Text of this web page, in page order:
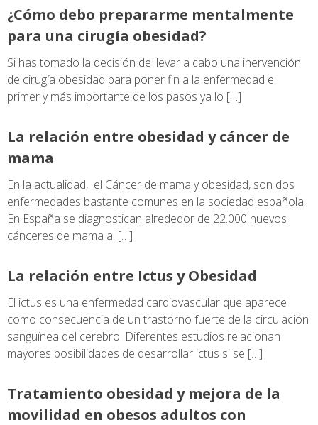
¿Cómo debo prepararme mentalmente
para una cirugía obesidad?
Si has tomado la decisión de llevar a cabo una inervención
de cirugía obesidad para poner fin a la enfermedad el
primer y más importante de los pasos ya lo […]
La relación entre obesidad y cáncer de
mama
En la actualidad, el Cáncer de mama y obesidad, son dos
enfermedades bastante comunes en la sociedad española.
En España se diagnostican alrededor de 22.000 nuevos
cánceres de mama al […]
La relación entre Ictus y Obesidad
El ictus es una enfermedad cardiovascular que aparece
como consecuencia de un trastorno fuerte de la circulación
sanguínea del cerebro. Diferentes estudios relacionan
mayores posibilidades de desarrollar ictus si se […]
Tratamiento obesidad y mejora de la
movilidad en obesos adultos con